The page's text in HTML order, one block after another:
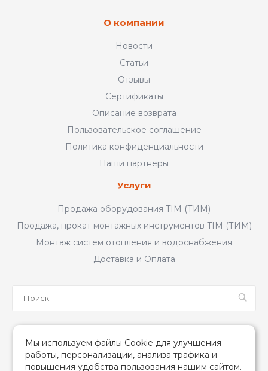
О компании
Новости
Статьи
Отзывы
Сертификаты
Описание возврата
Пользовательское соглашение
Политика конфиденциальности
Наши партнеры
Услуги
Продажа оборудования TIM (ТИМ)
Продажа, прокат монтажных инструментов TIM (ТИМ)
Монтаж систем отопления и водоснабжения
Доставка и Оплата
Мы используем файлы Cookie для улучшения
работы, персонализации, анализа трафика и
повышения удобства пользования нашим сайтом.